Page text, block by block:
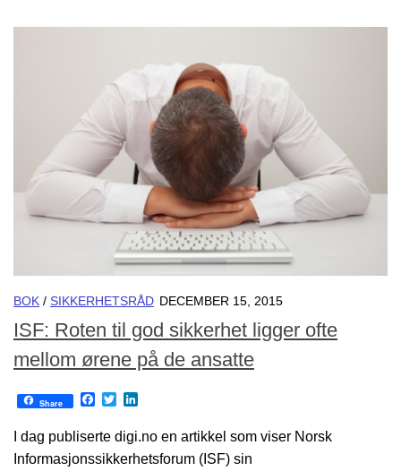
BOK / SIKKERHETSRÅD DECEMBER 15, 2015
ISF: Roten til god sikkerhet ligger ofte
mellom ørene på de ansatte
Share Facebook
Twitter
I dag publiserte digi.no en artikkel som viser Norsk
Informasjonssikkerhetsforum (ISF) sin